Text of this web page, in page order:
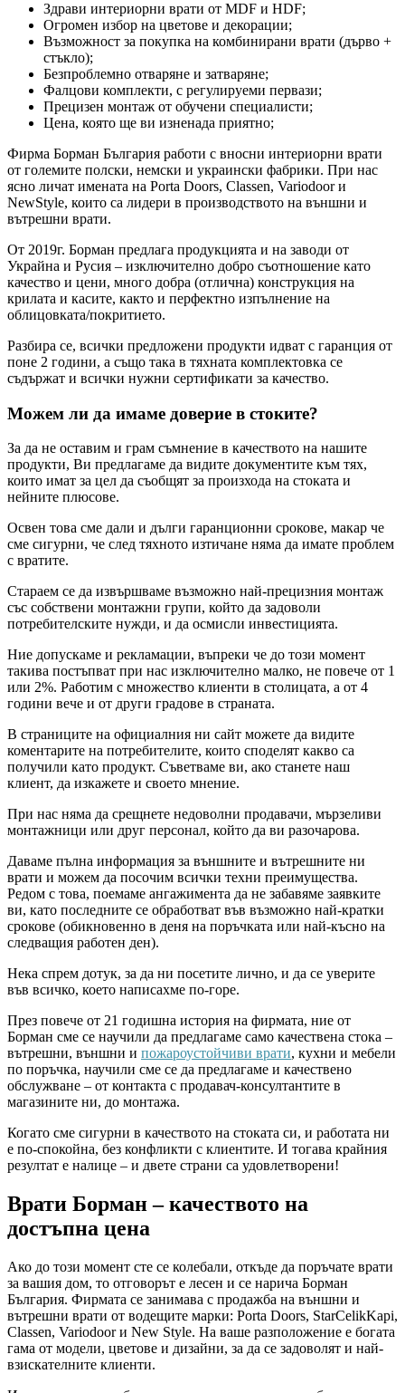
Здрави интериорни врати от MDF и HDF;
Огромен избор на цветове и декорации;
Възможност за покупка на комбинирани врати (дърво +
стъкло);
Безпроблемно отваряне и затваряне;
Фалцови комплекти, с регулируеми первази;
Прецизен монтаж от обучени специалисти;
Цена, която ще ви изненада приятно;
Фирма Борман България работи с вносни интериорни врати
от големите полски, немски и украински фабрики. При нас
ясно личат имената на Porta Doors, Classen, Variodoor и
NewStyle, които са лидери в производството на външни и
вътрешни врати.
От 2019г. Борман предлага продукцията и на заводи от
Украйна и Русия – изключително добро съотношение като
качество и цени, много добра (отлична) конструкция на
крилата и касите, както и перфектно изпълнение на
облицовката/покритието.
Разбира се, всички предложени продукти идват с гаранция от
поне 2 години, а също така в тяхната комплектовка се
съдържат и всички нужни сертификати за качество.
Можем ли да имаме доверие в стоките?
За да не оставим и грам съмнение в качеството на нашите
продукти, Ви предлагаме да видите документите към тях,
които имат за цел да съобщят за произхода на стоката и
нейните плюсове.
Освен това сме дали и дълги гаранционни срокове, макар че
сме сигурни, че след тяхното изтичане няма да имате проблем
с вратите.
Стараем се да извършваме възможно най-прецизния монтаж
със собствени монтажни групи, който да задоволи
потребителските нужди, и да осмисли инвестицията.
Ние допускаме и рекламации, въпреки че до този момент
такива постъпват при нас изключително малко, не повече от 1
или 2%. Работим с множество клиенти в столицата, а от 4
години вече и от други градове в страната.
В страниците на официалния ни сайт можете да видите
коментарите на потребителите, които споделят какво са
получили като продукт. Съветваме ви, ако станете наш
клиент, да изкажете и своето мнение.
При нас няма да срещнете недоволни продавачи, мързеливи
монтажници или друг персонал, който да ви разочарова.
Даваме пълна информация за външните и вътрешните ни
врати и можем да посочим всички техни преимущества.
Редом с това, поемаме ангажимента да не забавяме заявките
ви, като последните се обработват във възможно най-кратки
срокове (обикновенно в деня на поръчката или най-късно на
следващия работен ден).
Нека спрем дотук, за да ни посетите лично, и да се уверите
във всичко, което написахме по-горе.
През повече от 21 годишна история на фирмата, ние от
Борман сме се научили да предлагаме само качествена стока –
вътрешни, външни и пожароустойчиви врати, кухни и мебели
по поръчка, научили сме се да предлагаме и качествено
обслужване – от контакта с продавач-консултантите в
магазините ни, до монтажа.
Когато сме сигурни в качеството на стоката си, и работата ни
е по-спокойна, без конфликти с клиентите. И тогава крайния
резултат е налице – и двете страни са удовлетворени!
Врати Борман – качеството на
достъпна цена
Ако до този момент сте се колебали, откъде да поръчате врати
за вашия дом, то отговорът е лесен и се нарича Борман
България. Фирмата се занимава с продажба на външни и
вътрешни врати от водещите марки: Porta Doors, StarCelikKapi,
Classen, Variodoor и New Style. На ваше разположение е богата
гама от модели, цветове и дизайни, за да се задоволят и най-
взискателните клиенти.